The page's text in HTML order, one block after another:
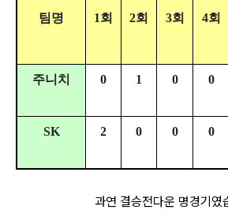
팀명 1회 2회 3회 4회
주니치 0 1 0 0
SK 2 0 0 0
과연 결승전다운 명경기였